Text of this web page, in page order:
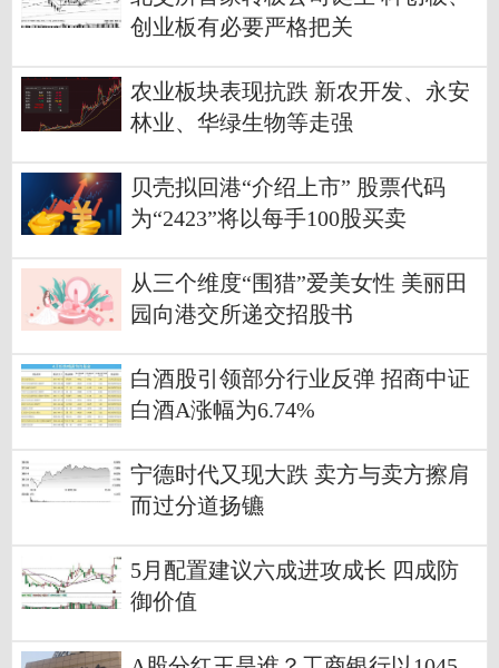
创业板有必要严格把关
农业板块表现抗跌 新农开发、永安
林业、华绿生物等走强
贝壳拟回港“介绍上市” 股票代码
为“2423”将以每手100股买卖
从三个维度“围猎”爱美女性 美丽田
园向港交所递交招股书
白酒股引领部分行业反弹 招商中证
白酒A涨幅为6.74%
宁德时代又现大跌 卖方与卖方擦肩
而过分道扬镳
5月配置建议六成进攻成长 四成防
御价值